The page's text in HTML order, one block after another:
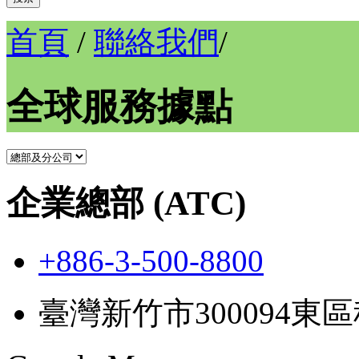
首頁 / 聯絡我們/
全球服務據點
企業總部 (ATC)
+886-3-500-8800
臺灣新竹市300094東